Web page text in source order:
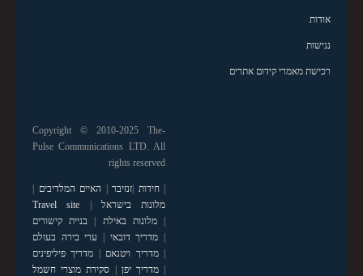
אודות
נגישות
רכישת מאמרי קידום אתרים
Copyright © 2010-2025 The-
Pulse Communications LTD. All
rights reserved
|חידות |זנזיבר | האיים המלדיבים |
מלונות בישראל |
Travel site
|מלונות באילת | בניית קישורים
| מדריך דובאי | ערי בירה בעולם
|מדריך ויטנאם | מדריך פיליפינים
|מדריך יפן | סקירת מוצרי חשמל